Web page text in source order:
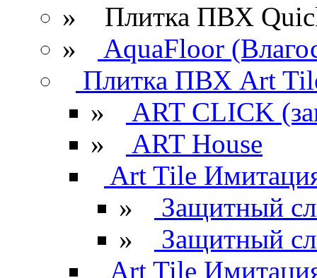
» Плитка ПВХ
»
AquaFloor
Плитка ПВХ Art
»
ART CLICK
»
ART House
Art Tile
»
Защитный
»
Защитный
Art Tile